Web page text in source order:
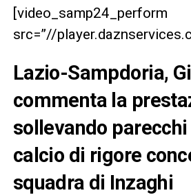
[video_samp24_perform
src=”//
Lazio-Sampdoria,
commenta la
sollevando
calcio di rigore
squadra di Inzaghi